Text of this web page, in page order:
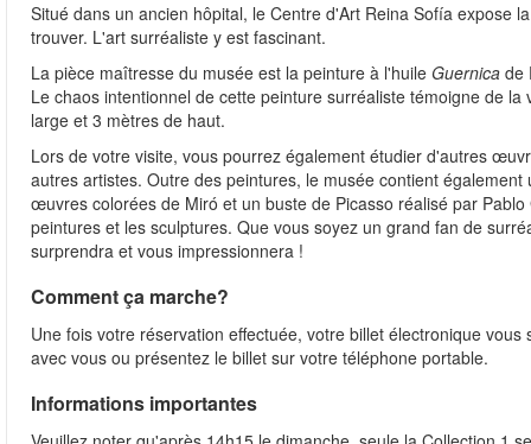
Situé dans un ancien hôpital, le Centre d'Art Reina Sofía expose
trouver. L'art surréaliste y est fascinant.
La pièce maîtresse du musée est la peinture à l'huile Guernica de
Le chaos intentionnel de cette peinture surréaliste témoigne de
large et 3 mètres de haut.
Lors de votre visite, vous pourrez également étudier d'autres
autres artistes. Outre des peintures, le musée contient
œuvres colorées de Miró et un buste de Picasso réalisé par
peintures et les sculptures. Que vous soyez un grand fan de
surprendra et vous impressionnera !
Comment ça marche?
Une fois votre réservation effectuée, votre billet électronique
avec vous ou présentez le billet sur votre téléphone portable.
Informations importantes